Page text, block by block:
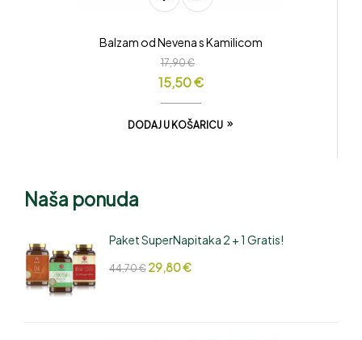
Balzam od Nevena s Kamilicom
17,90€
15,50€
DODAJ U KOŠARICU
Naša ponuda
Paket SuperNapitaka 2 + 1 Gratis!
44,70€29,80€